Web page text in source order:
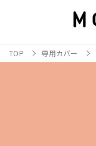
TOP 専用カバー